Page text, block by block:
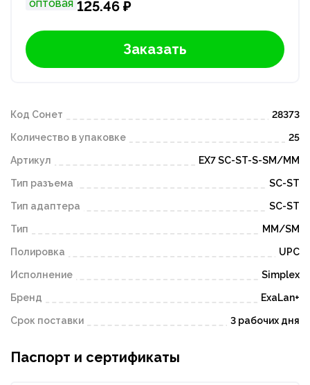
оптовая 125.46 ₽
Заказать
Код Сонет 28373
Количество в упаковке 25
Артикул EX7 SC-ST-S-SM/MM
Тип разъема SC-ST
Тип адаптера SC-ST
Тип MM/SM
Полировка UPC
Исполнение Simplex
Бренд ExaLan+
Срок поставки 3 рабочих дня
Паспорт и сертификаты